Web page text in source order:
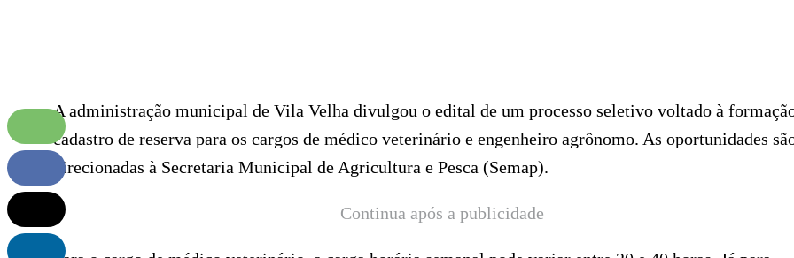
A administração municipal de Vila Velha divulgou o edital de um processo seletivo voltado à
cadastro de reserva para os cargos de médico veterinário e engenheiro agrônomo. As oportunidades
direcionadas à Secretaria Municipal de Agricultura e Pesca (Semap).
Continua após a publicidade